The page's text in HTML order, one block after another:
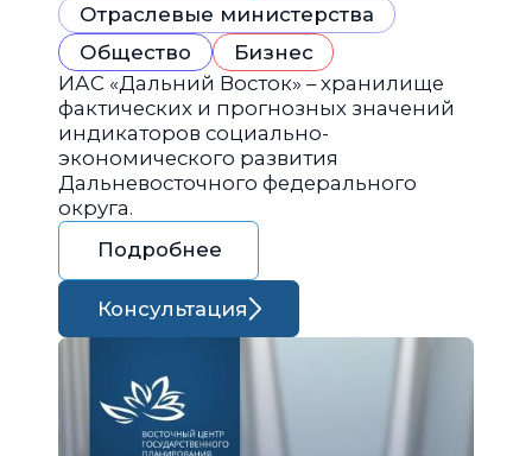
Отраслевые министерства
Общество
Бизнес
ИАС «Дальний Восток» – хранилище
фактических и прогнозных значений
индикаторов социально-
экономического развития
Дальневосточного федерального
округа.
Подробнее
Консультация